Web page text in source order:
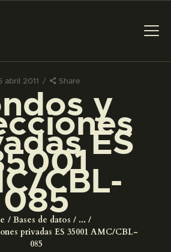
abril 2011 Share
y
ES
CBL-
085
Bases de datos
...
privadas ES 35001 AMC/CBL-
085
LA VISITA